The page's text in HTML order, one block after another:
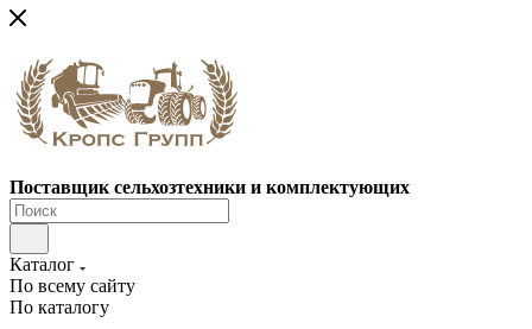
Поставщик сельхозтехники и комплектующих
Каталог
По всему сайту
По каталогу